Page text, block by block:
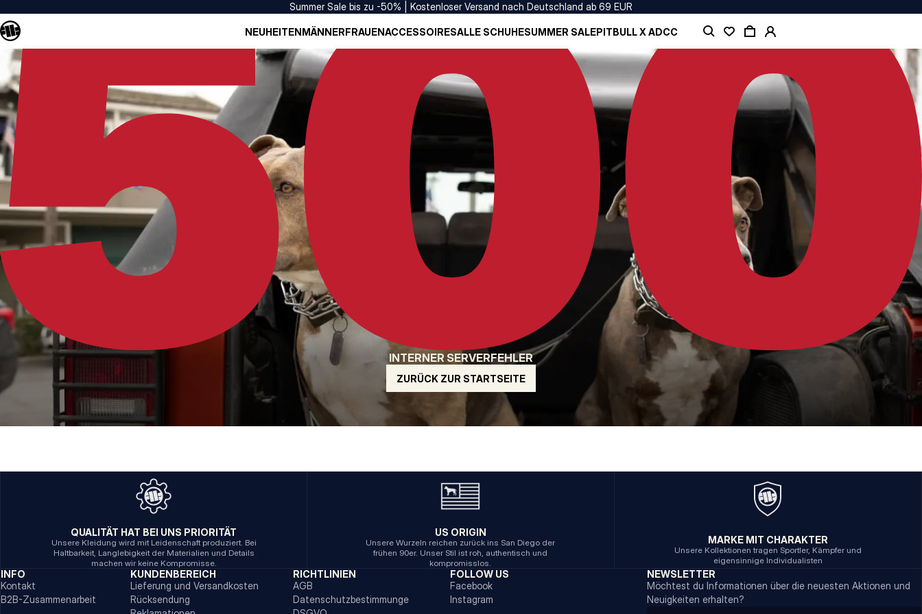
Summer Sale bis zu -50% | Kostenloser Versand nach Deutschland ab 69 EUR
NEUHEITENMÄNNERFRAUENACCESSOIRESALLE SCHUHESUMMER SALEPITBULL X ADCC
INTERNER SERVERFEHLER
ZURÜCK ZUR STARTSEITE
QUALITÄT HAT BEI UNS PRIORITÄT
Unsere Kleidung wird mit Leidenschaft produziert. Bei
Haltbarkeit, Langlebigkeit der Materialien und Details
machen wir keine Kompromisse.
US ORIGIN
Unsere Wurzeln reichen zurück ins San Diego der
frühen 90er. Unser Stil ist roh, authentisch und
kompromisslos.
MARKE MIT CHARAKTER
Unsere Kollektionen tragen Sportler, Kämpfer und
eigensinnige Individualisten
INFO
Kontakt
B2B-Zusammenarbeit
KUNDENBEREICH
Lieferung und Versandkosten
Rücksendung
RICHTLINIEN
AGB
Datenschutzbestimmunge
FOLLOW US
Facebook
Instagram
NEWSLETTER
Möchtest du Informationen über die neuesten Aktionen und
Neuigkeiten erhalten?